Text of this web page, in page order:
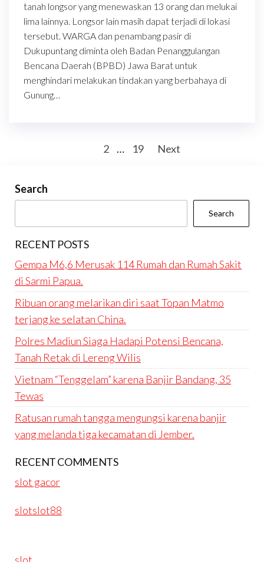
tanah longsor yang menewaskan 13 orang dan melukai
lima lainnya. Longsor lain masih dapat terjadi di lokasi
tersebut. WARGA dan penambang pasir di
Dukupuntang diminta oleh Badan Penanggulangan
Bencana Daerah (BPBD) Jawa Barat untuk
menghindari melakukan tindakan yang berbahaya di
Gunung…
2 … 19 Next
Search
Search
RECENT POSTS
Gempa M6,6 Merusak 114 Rumah dan Rumah Sakit
di Sarmi Papua.
Ribuan orang melarikan diri saat Topan Matmo
terjang ke selatan China.
Polres Madiun Siaga Hadapi Potensi Bencana,
Tanah Retak di Lereng Wilis
Vietnam “Tenggelam” karena Banjir Bandang, 35
Tewas
Ratusan rumah tangga mengungsi karena banjir
yang melanda tiga kecamatan di Jember.
RECENT COMMENTS
slot gacor
slotslot88